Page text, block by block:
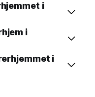
i
i
i